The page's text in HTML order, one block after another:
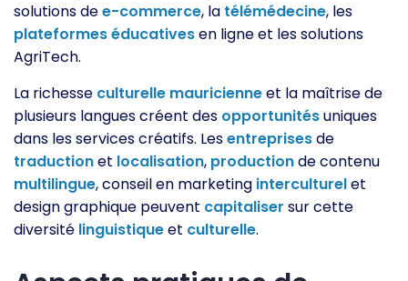
solutions dee-commerce, la télémédecine, les
plateformeséducativesen ligne et les solutions
AgriTech.
La richesse culturelle mauricienneet la maîtrise de
plusieurs langues créent des opportunitésuniques
dans les services créatifs. Lesentreprisesde
traductionet localisation, productionde contenu
multilingue, conseil en marketing interculturelet
design graphique peuvent capitaliser sur cette
diversité linguistiqueet culturelle.